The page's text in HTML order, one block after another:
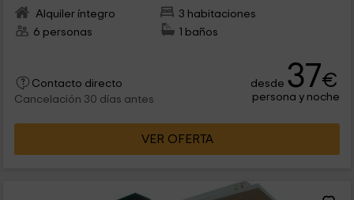
Alquiler íntegro
3 habitaciones
6 personas
1 baños
Contacto directo
Cancelación 30 días antes
desde 37€
persona y noche
VER OFERTA